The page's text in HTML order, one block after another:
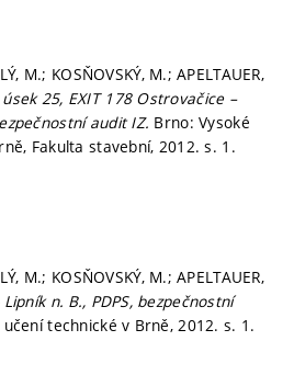
M.; KOSŇOVSKÝ, M.; APELTAUER,
25, EXIT 178 Ostrovačice –
audit IZ. Brno: Vysoké
Fakulta stavební, 2012.s. 1.
M.; KOSŇOVSKÝ, M.; APELTAUER,
n. B., PDPS, bezpečnostní
učení technické v Brně, 2012.s. 1.